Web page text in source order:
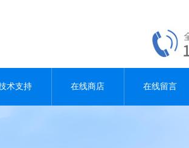
术支持 在线商店 在线留言